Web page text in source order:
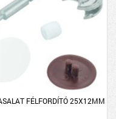
FÉLFORDÍTÓ 25X12MM